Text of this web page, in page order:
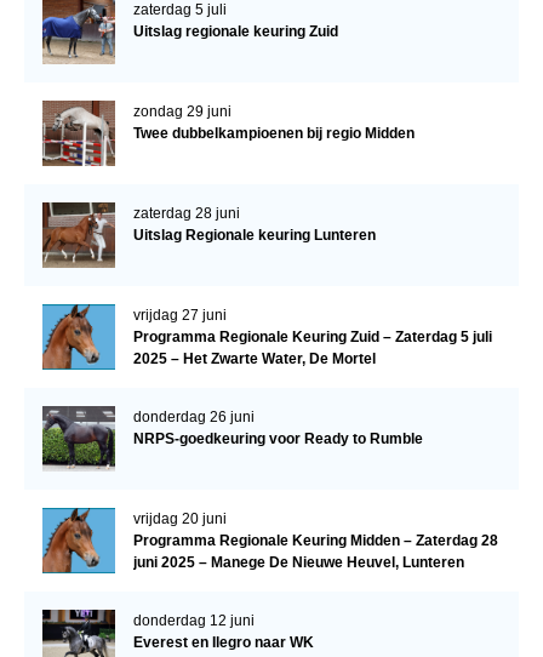
zaterdag 5 juli
Uitslag regionale keuring Zuid
zondag 29 juni
Twee dubbelkampioenen bij regio Midden
zaterdag 28 juni
Uitslag Regionale keuring Lunteren
vrijdag 27 juni
Programma Regionale Keuring Zuid – Zaterdag 5 juli
2025 – Het Zwarte Water, De Mortel
donderdag 26 juni
NRPS-goedkeuring voor Ready to Rumble
vrijdag 20 juni
Programma Regionale Keuring Midden – Zaterdag 28
juni 2025 – Manege De Nieuwe Heuvel, Lunteren
donderdag 12 juni
Everest en Ilegro naar WK